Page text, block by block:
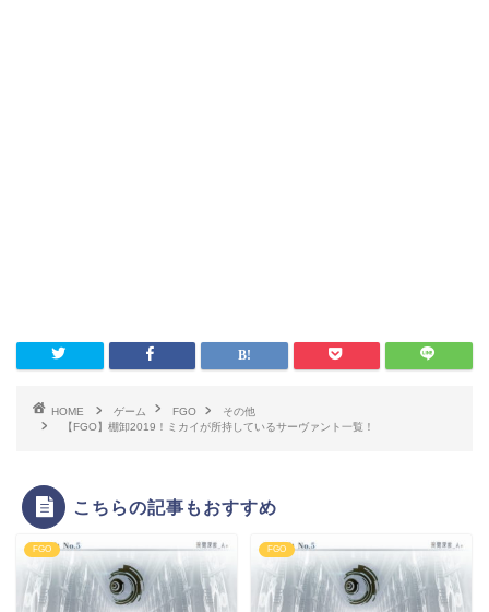
HOME ゲーム FGO
その他
【FGO】棚卸2019！ミカイが所持しているサーヴァント一覧！
こちらの記事もおすすめ
FGO FGO